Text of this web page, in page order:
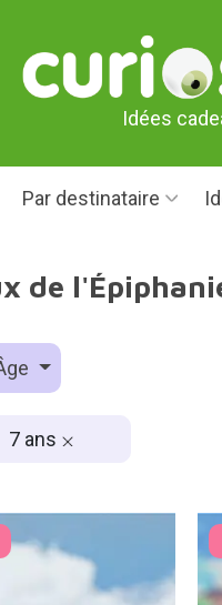
Idées
Par destinataire
de
7 ans